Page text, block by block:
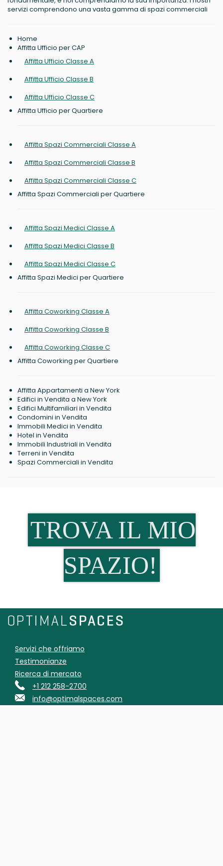
servizi comprendono una vasta gamma di spazi commerciali
Home
Affitta Ufficio per CAP
Affitta Ufficio Classe A
Affitta Ufficio Classe B
Affitta Ufficio Classe C
Affitta Ufficio per Quartiere
Affitta Spazi Commerciali Classe A
Affitta Spazi Commerciali Classe B
Affitta Spazi Commerciali Classe C
Affitta Spazi Commerciali per Quartiere
Affitta Spazi Medici Classe A
Affitta Spazi Medici Classe B
Affitta Spazi Medici Classe C
Affitta Spazi Medici per Quartiere
Affitta Coworking Classe A
Affitta Coworking Classe B
Affitta Coworking Classe C
Affitta Coworking per Quartiere
Affitta Appartamenti a New York
Edifici in Vendita a New York
Edifici Multifamiliari in Vendita
Condomini in Vendita
Immobili Medici in Vendita
Hotel in Vendita
Immobili Industriali in Vendita
Terreni in Vendita
Spazi Commerciali in Vendita
TROVA IL MIO
SPAZIO!
Servizi che offriamo
Testimonianze
Ricerca di mercato
+1 212 258-2700
info@optimalspaces.com